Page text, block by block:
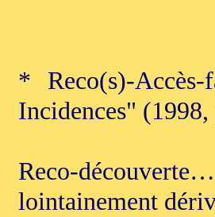
* Reco(s)-
Incidences"
Reco-
lointainement